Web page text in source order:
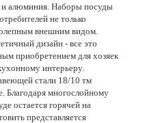
алюминия. Наборы посуды
не только
внешним видом.
дизайн - все это
приобретением для хозяек
интерьеру.
стали 18/10 тм
Благодаря многослойному
остается горячей на
представляется